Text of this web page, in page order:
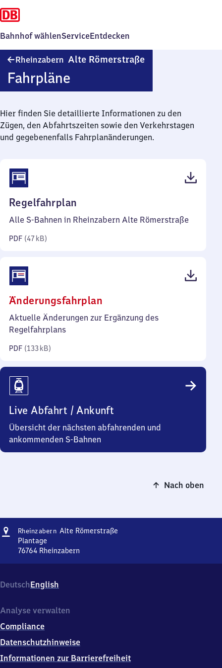
Bahnhof wählenServiceEntdecken
Rheinzabern Alte Römerstraße
Fahrpläne
Hier finden Sie detaillierte Informationen zu den
Zügen, den Abfahrtszeiten sowie den Verkehrstagen
und gegebenenfalls Fahrplanänderungen.
Regelfahrplan
47
Alle S-Bahnen in Rheinzabern Alte Römerstraße
PDF (47 kB)
Änderungsfahrplan
133
Aktuelle Änderungen zur Ergänzung des
Regelfahrplans
PDF (133 kB)
Live Abfahrt / Ankunft
Übersicht der nächsten abfahrenden und
ankommenden S-Bahnen
Nach oben
Adresse
Rheinzabern Alte RömerstraßeRheinzabern
Plantage
76764 Rheinzabern
Römerstraße,
Plantage,
6
6
4
DeutschEnglish
Analyse verwalten
Compliance
Datenschutzhinweise
Informationen zur Barrierefreiheit